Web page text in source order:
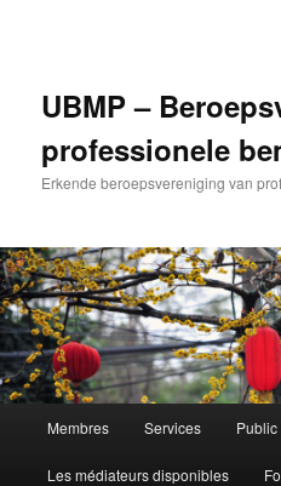
UBMP –
professionele
Erkende beroepsvereniging van
principal
Membres Services Public
Les médiateurs disponibles